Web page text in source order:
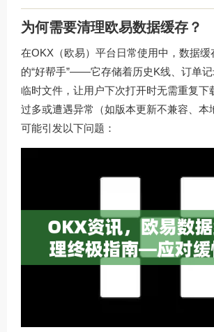
为何需要清理欧易数据缓存？
在OKX（欧易）平台日常使用中，数据缓
的“好帮手”——它存储着历史K线、订单
临时文件，让用户下次打开时无需重复下
过多或遭遇异常（如版本更新不兼容、本
可能引发以下问题：